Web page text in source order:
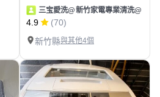
三宝愛洗@新竹家電專業清洗@
4.9
(70)
新竹縣與其他4個